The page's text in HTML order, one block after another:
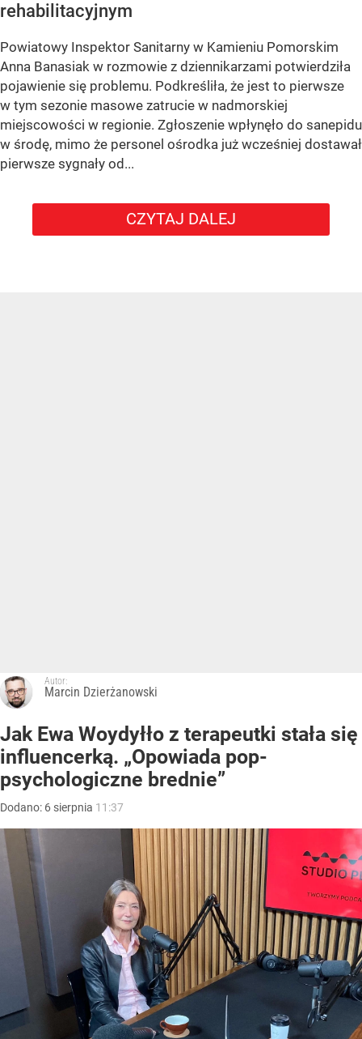
rehabilitacyjnym
Powiatowy Inspektor Sanitarny w Kamieniu Pomorskim
Anna Banasiak w rozmowie z dziennikarzami potwierdziła
pojawienie się problemu. Podkreśliła, że jest to pierwsze
w tym sezonie masowe zatrucie w nadmorskiej
miejscowości w regionie. Zgłoszenie wpłynęło do sanepidu
w środę, mimo że personel ośrodka już wcześniej dostawał
pierwsze sygnały od...
CZYTAJ DALEJ
Autor:
Marcin Dzierżanowski
Jak Ewa Woydyłło z terapeutki stała się
influencerką. „Opowiada pop-
psychologiczne brednie”
Dodano: 6 sierpnia 11:37